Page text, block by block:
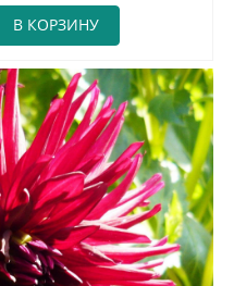
В КОРЗИНУ